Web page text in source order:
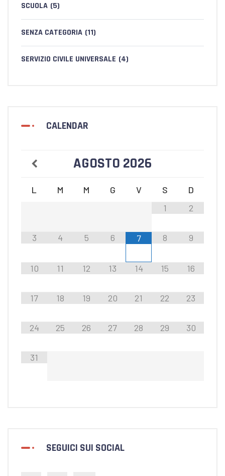
SCUOLA (5)
SENZA CATEGORIA (11)
SERVIZIO CIVILE UNIVERSALE (4)
CALENDAR
AGOSTO 2026
L M M G V S
D
1
2
3 4 5 6 7 8 9
10 11 12 13 14 15 16
17 18 19 20 21 22 23
24 25 26 27 28 29 30
31
SEGUICI SUI SOCIAL